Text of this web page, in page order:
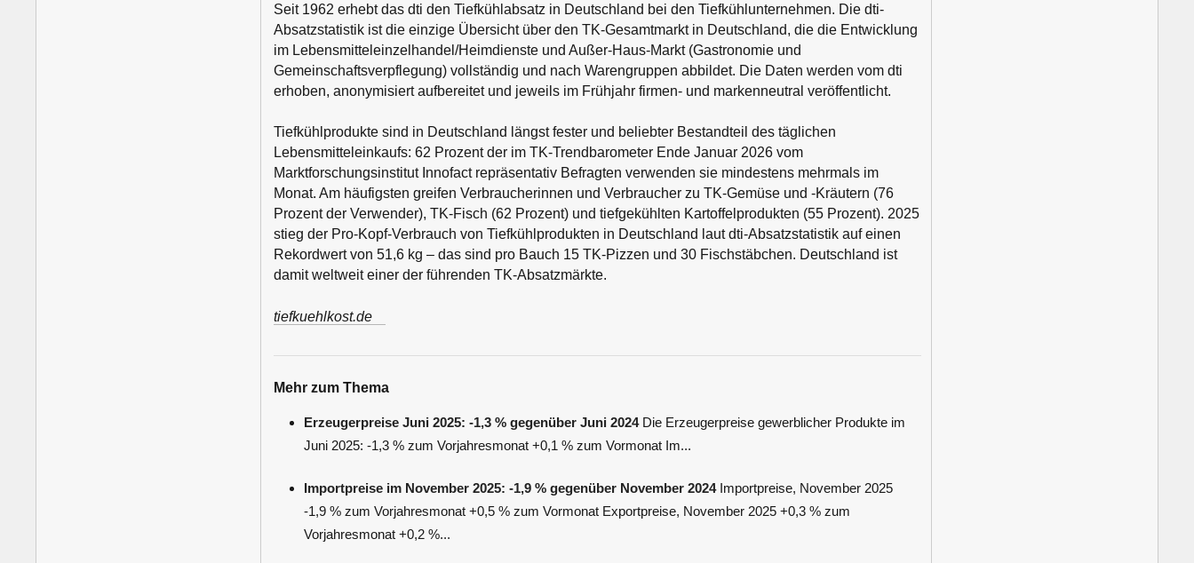
Seit 1962 erhebt das dti den Tiefkühlabsatz in Deutschland bei den Tiefkühlunternehmen. Die dti-
Absatzstatistik ist die einzige Übersicht über den TK-Gesamtmarkt in Deutschland, die die Entwicklung
im Lebensmitteleinzelhandel/Heimdienste und Außer-Haus-Markt (Gastronomie und
Gemeinschaftsverpflegung) vollständig und nach Warengruppen abbildet. Die Daten werden vom dti
erhoben, anonymisiert aufbereitet und jeweils im Frühjahr firmen- und markenneutral veröffentlicht.
Tiefkühlprodukte sind in Deutschland längst fester und beliebter Bestandteil des täglichen
Lebensmitteleinkaufs: 62 Prozent der im TK-Trendbarometer Ende Januar 2026 vom
Marktforschungsinstitut Innofact repräsentativ Befragten verwenden sie mindestens mehrmals im
Monat. Am häufigsten greifen Verbraucherinnen und Verbraucher zu TK-Gemüse und -Kräutern (76
Prozent der Verwender), TK-Fisch (62 Prozent) und tiefgekühlten Kartoffelprodukten (55 Prozent). 2025
stieg der Pro-Kopf-Verbrauch von Tiefkühlprodukten in Deutschland laut dti-Absatzstatistik auf einen
Rekordwert von 51,6 kg – das sind pro Bauch 15 TK-Pizzen und 30 Fischstäbchen. Deutschland ist
damit weltweit einer der führenden TK-Absatzmärkte.
tiefkuehlkost.de
Mehr zum Thema
Erzeugerpreise Juni 2025: -1,3 % gegenüber Juni 2024Die Erzeugerpreise gewerblicher Produkte im
Juni 2025: -1,3 % zum Vorjahresmonat +0,1 % zum Vormonat Im...
Importpreise im November 2025: -1,9 % gegenüber November 2024Importpreise, November 2025
-1,9 % zum Vorjahresmonat +0,5 % zum Vormonat Exportpreise, November 2025 +0,3 % zum
Vorjahresmonat +0,2 %...